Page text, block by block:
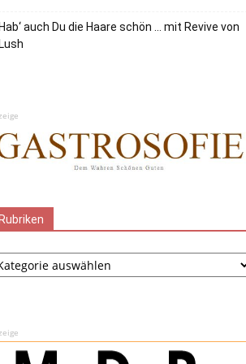
Hab‘ auch Du die Haare schön … mit Revive von
Lush
Rubriken